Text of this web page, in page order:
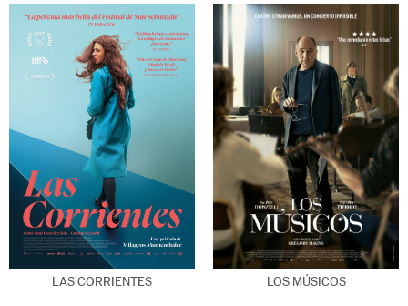
LAS CORRIENTES LOS MÚSICOS